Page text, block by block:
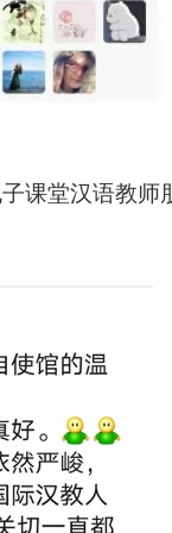
课堂汉语教师